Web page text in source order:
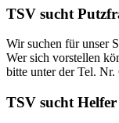
TSV sucht
Wir suchen für unser
Wer sich vorstellen
bitte unter der Tel. Nr.
TSV sucht Helfer